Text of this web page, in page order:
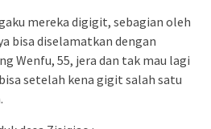
mereka digigit, sebagian oleh
bisa diselamatkan dengan
Wenfu, 55, jera dan tak mau lagi
setelah kena gigit salah satu